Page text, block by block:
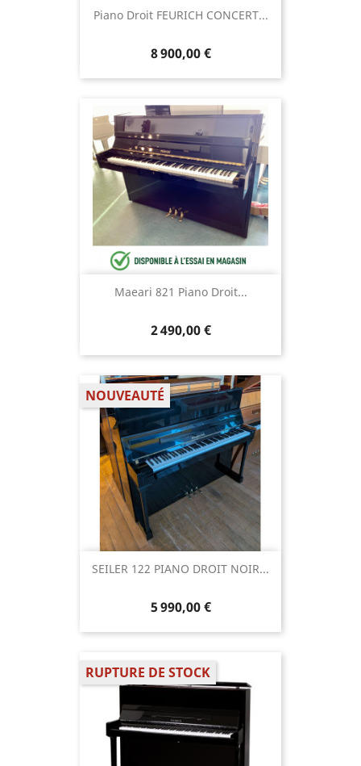
Piano Droit FEURICH CONCERT...
8 900,00 €
Maeari 821 Piano Droit...
2 490,00 €
SEILER 122 PIANO DROIT NOIR...
5 990,00 €
NOUVEAUTÉ
RUPTURE DE STOCK